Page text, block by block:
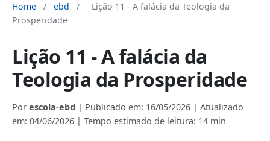
Home / ebd /
Lição 11 - A falácia da Teologia da
Prosperidade
Lição 11 - A falácia da
Teologia da Prosperidade
Por escola-ebd | Publicado em: 16/05/2026 | Atualizado
em: 04/06/2026 | Tempo estimado de leitura: 14 min